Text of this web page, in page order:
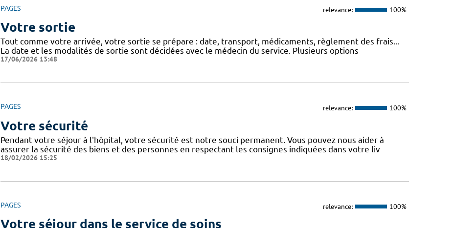
PAGES relevance: 100%
Votre sortie
Tout comme votre arrivée, votre sortie se prépare : date, transport, médicaments, règlement des frais...
La date et les modalités de sortie sont décidées avec le médecin du service. Plusieurs options
17/06/2026 13:48
PAGES relevance: 100%
Votre sécurité
Pendant votre séjour à l'hôpital, votre sécurité est notre souci permanent. Vous pouvez nous aider à
assurer la sécurité des biens et des personnes en respectant les consignes indiquées dans votre liv
18/02/2026 15:25
PAGES relevance: 100%
Votre séjour dans le service de soins